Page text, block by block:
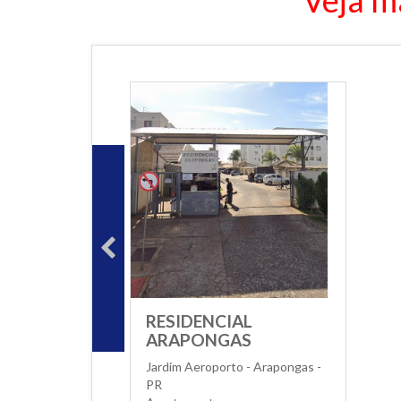
RESIDENCIAL
ARAPONGAS
Jardim Aeroporto - Arapongas -
PR